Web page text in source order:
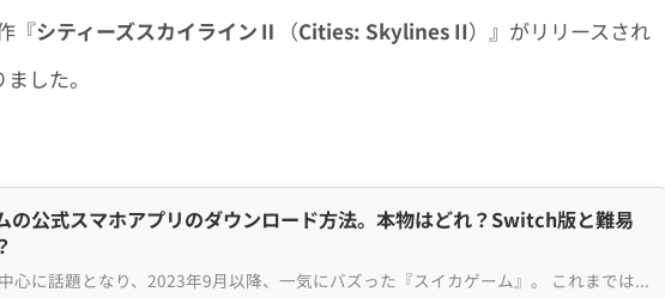
『シティーズスカイラインⅡ （Cities: Skylines II）』がリリースされ
した。
の公式スマホアプリのダウンロード方法。本物はどれ？Switch版と難易
ゲーム配信を中心に話題となり、2023年9月以降、一気にバズった『スイカゲーム』。 これまでは、Nintendo Switch か 照明一体型プロジェクター PopIn Aladdin（ポップインアラジン）のみでしかプレイできなかったのですが、2024年1月1日に、スイカゲーム 公式...